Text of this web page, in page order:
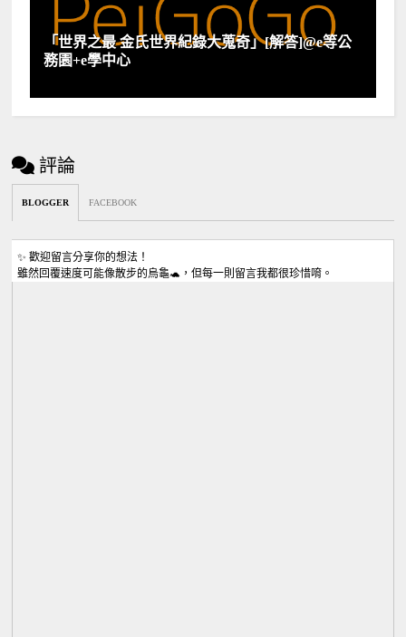
「世界之最 金氏世界紀錄大蒐奇」[解答]@e等公
務園+e學中心
評論
BLOGGER FACEBOOK
✨ 歡迎留言分享你的想法！
雖然回覆速度可能像散步的烏龜🐢，但每一則留言我都很珍惜唷。